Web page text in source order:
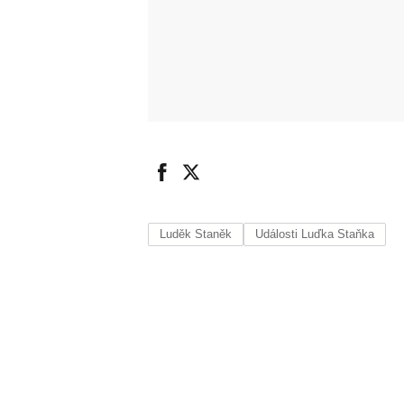
Luděk Staněk Události Luďka Staňka